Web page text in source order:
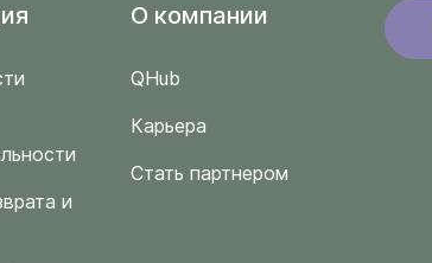
и
O компании
QHub
Карьера
Стать партнером